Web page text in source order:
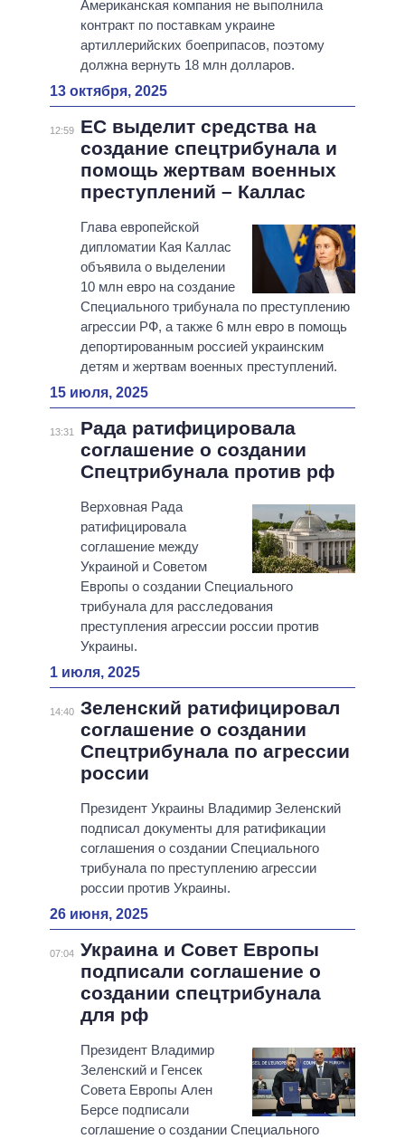
Американская компания не выполнила
контракт по поставкам украине
артиллерийских боеприпасов, поэтому
должна вернуть 18 млн долларов.
13 октября, 2025
12:59
ЕС выделит средства на
создание спецтрибунала и
помощь жертвам военных
преступлений – Каллас
Глава европейской
дипломатии Кая Каллас
объявила о выделении
10 млн евро на создание
Специального трибунала по преступлению
агрессии РФ, а также 6 млн евро в помощь
депортированным россией украинским
детям и жертвам военных преступлений.
15 июля, 2025
13:31
Рада ратифицировала
соглашение о создании
Спецтрибунала против рф
Верховная Рада
ратифицировала
соглашение между
Украиной и Советом
Европы о создании Специального
трибунала для расследования
преступления агрессии россии против
Украины.
1 июля, 2025
14:40 Зеленский ратифицировал
соглашение о создании
Спецтрибунала по агрессии
россии
Президент Украины Владимир Зеленский
подписал документы для ратификации
соглашения о создании Специального
трибунала по преступлению агрессии
россии против Украины.
26 июня, 2025
07:04 Украина и Совет Европы
подписали соглашение о
создании спецтрибунала
для рф
Президент Владимир
Зеленский и Генсек
Совета Европы Ален
Берсе подписали
соглашение о создании Специального